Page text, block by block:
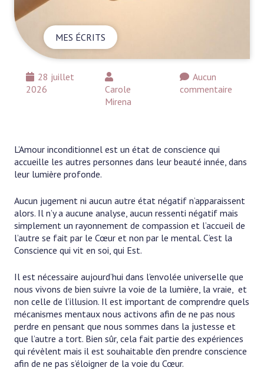
28 juillet
2026
Carole
Mirena
Aucun
commentaire
MES ÉCRITS
L’Amour inconditionnel est un état de conscience qui
accueille les autres personnes dans leur beauté innée, dans
leur lumière profonde.
Aucun jugement ni aucun autre état négatif n’apparaissent
alors. Il n’y a aucune analyse, aucun ressenti négatif mais
simplement un rayonnement de compassion et l’accueil de
l’autre se fait par le Cœur et non par le mental. C’est la
Conscience qui vit en soi, qui Est.
Il est nécessaire aujourd’hui dans l’envolée universelle que
nous vivons de bien suivre la voie de la lumière, la vraie, et
non celle de l’illusion. Il est important de comprendre quels
mécanismes mentaux nous activons afin de ne pas nous
perdre en pensant que nous sommes dans la justesse et
que l’autre a tort. Bien sûr, cela fait partie des expériences
qui révèlent mais il est souhaitable d’en prendre conscience
afin de ne pas s’éloigner de la voie du Cœur.